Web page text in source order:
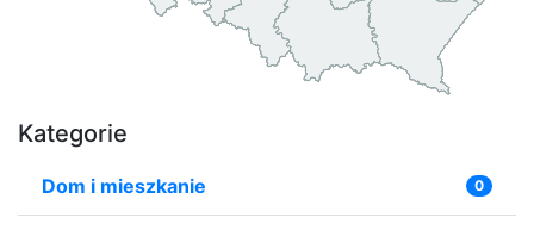
Kategorie
Dom i mieszkanie 0